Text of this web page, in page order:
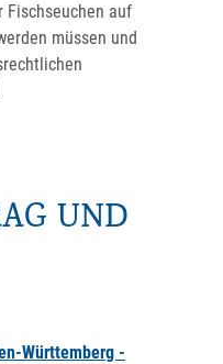
auf
müssen und
UND
Württemberg -